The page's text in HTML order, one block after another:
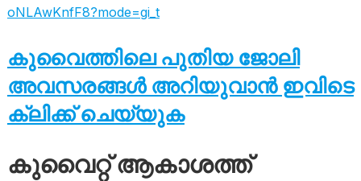
oNLAwKnfF8?mode=gi_t
കുവൈത്തിലെ പുതിയ ജോലി
അവസരങ്ങൾ അറിയുവാൻ ഇവിടെ
ക്ലിക്ക് ചെയ്യുക
കുവൈറ്റ് ആകാശത്ത്